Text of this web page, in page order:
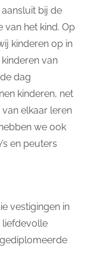
bij de
van het kind. Op
kinderen op in
van
dag
kinderen, net
elkaar leren
we ook
en peuters
vestigingen in
liefdevolle